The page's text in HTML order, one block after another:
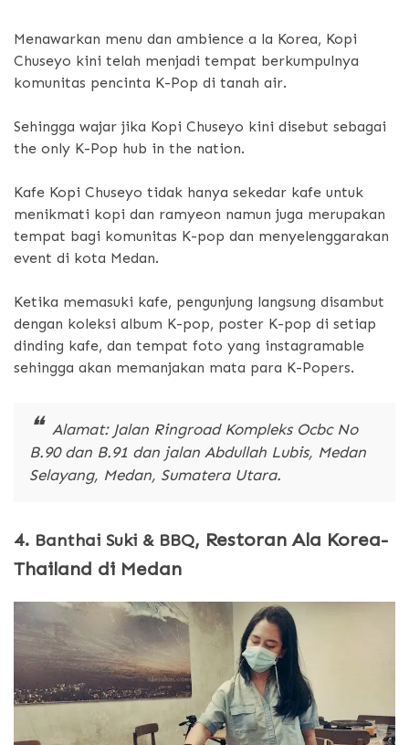
Menawarkan menu dan ambience a la Korea, Kopi
Chuseyo kini telah menjadi tempat berkumpulnya
komunitas pencinta K-Pop di tanah air.
Sehingga wajar jika Kopi Chuseyo kini disebut sebagai
the only K-Pop hub in the nation.
Kafe Kopi Chuseyo tidak hanya sekedar kafe untuk
menikmati kopi dan ramyeon namun juga merupakan
tempat bagi komunitas K-pop dan menyelenggarakan
event di kota Medan.
Ketika memasuki kafe, pengunjung langsung disambut
dengan koleksi album K-pop, poster K-pop di setiap
dinding kafe, dan tempat foto yang instagramable
sehingga akan memanjakan mata para K-Popers.
Alamat: Jalan Ringroad Kompleks Ocbc No
B.90 dan B.91 dan jalan Abdullah Lubis, Medan
Selayang, Medan, Sumatera Utara.
4. Banthai Suki & BBQ, Restoran Ala Korea-
Thailand di Medan